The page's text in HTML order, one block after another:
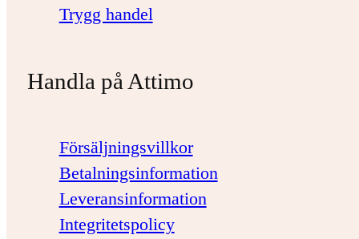
Trygg handel
Handla på Attimo
Försäljningsvillkor
Betalningsinformation
Leveransinformation
Integritetspolicy